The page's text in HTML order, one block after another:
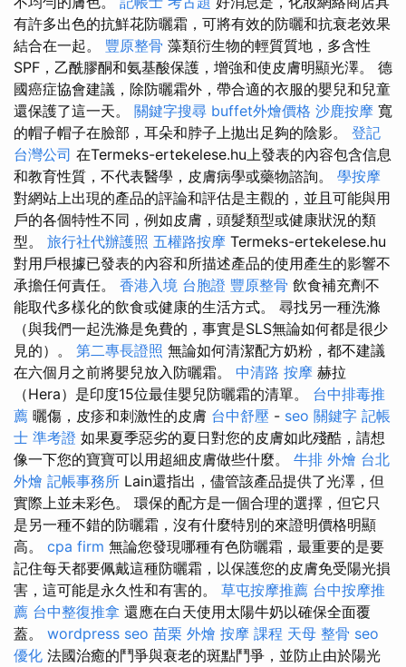
有許多出色的抗鮮花防曬霜，可將有效的防曬和抗衰老效果
結合在一起。 豐原整骨 藻類衍生物的輕質質地，多含性
SPF，乙酰膠酮和氨基酸保護，增強和使皮膚明顯光澤。 德
國癌症協會建議，除防曬霜外，帶合適的衣服的嬰兒和兒童
還保護了這一天。 關鍵字搜尋 buffet外燴價格 沙鹿按摩 寬
的帽子帽子在臉部，耳朵和脖子上拋出足夠的陰影。 登記
台灣公司 在Termeks-ertekelese.hu上發表的內容包含信息
和教育性質，不代表醫學，皮膚病學或藥物諮詢。 學按摩
對網站上出現的產品的評論和評估是主觀的，並且可能與用
戶的各個特性不同，例如皮膚，頭髮類型或健康狀況的類
型。 旅行社代辦護照 五權路按摩 Termeks-ertekelese.hu
對用戶根據已發表的內容和所描述產品的使用產生的影響不
承擔任何責任。 香港入境 台胞證 豐原整骨 飲食補充劑不
能取代多樣化的飲食或健康的生活方式。 尋找另一種洗滌
（與我們一起洗滌是免費的，事實是SLS無論如何都是很少
見的）。 第二專長證照 無論如何清潔配方奶粉，都不建議
在六個月之前將嬰兒放入防曬霜。 中清路 按摩 赫拉
（Hera）是印度15位最佳嬰兒防曬霜的清單。 台中排毒推
薦 曬傷，皮疹和刺激性的皮膚 台中舒壓 - seo 關鍵字 記帳
士 準考證 如果夏季惡劣的夏日對您的皮膚如此殘酷，請想
像一下您的寶寶可以用超細皮膚做些什麼。 牛排 外燴 台北
外燴 記帳事務所 Lain還指出，儘管該產品提供了光澤，但
實際上並未彩色。 環保的配方是一個合理的選擇，但它只
是另一種不錯的防曬霜，沒有什麼特別的來證明價格明顯
高。 cpa firm 無論您發現哪種有色防曬霜，最重要的是要
記住每天都要佩戴這種防曬霜，以保護您的皮膚免受陽光損
害，這可能是永久性和有害的。 草屯按摩推薦 台中按摩推
薦 台中整復推拿 還應在白天使用太陽牛奶以確保全面覆
蓋。 wordpress seo 苗栗 外燴 按摩 課程 天母 整骨 seo
優化 法國治癒的鬥爭與衰老的斑點鬥爭，並防止由於陽光